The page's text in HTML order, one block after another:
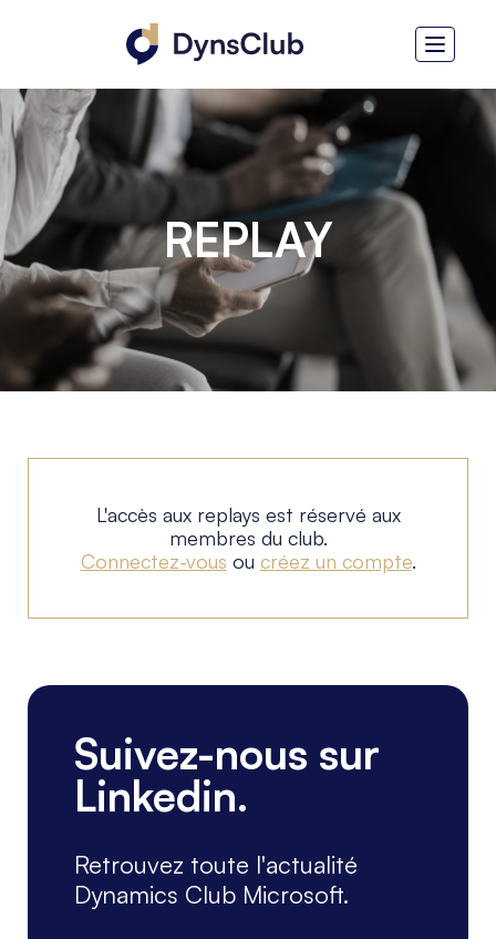
REPLAY
L'accès aux replays est réservé aux
membres du club.
Connectez-vous ou créez un compte.
Suivez-nous sur
Linkedin.
Retrouvez toute l'actualité
Dynamics Club Microsoft.